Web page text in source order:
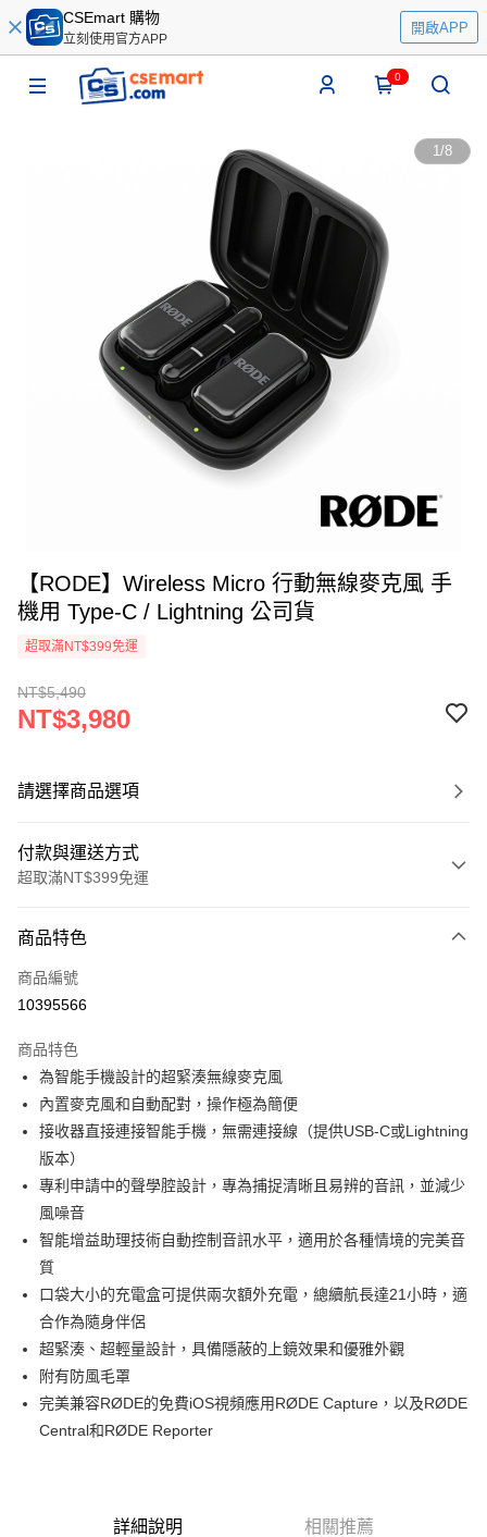
CSEmart 購物
立刻使用官方APP
開啟APP
0
1/8
【RODE】Wireless Micro 行動無線麥克風 手
機用 Type-C / Lightning 公司貨
超取滿NT$399免運
NT$5,490
NT$3,980
請選擇商品選項
付款與運送方式
超取滿NT$399免運
信用卡一次付款
信用卡分期付款
合作金庫商業銀行
華南商業銀行
彰化商業銀行
上海商業儲蓄銀行
台北富邦商業銀行
國泰世華商業銀行
兆豐國際商業銀行
臺灣中小企業銀行
匯豐（台灣）商業銀行
華泰商業銀行
聯邦商業銀行
遠東國際商業銀行
元大商業銀行
玉山商業銀行
星展（台灣）商業銀行
台新國際商業銀行
台灣樂天信用卡公司
6 期 0 利率 每期
華南商業銀行
彰化商業銀行
上海商業儲蓄銀行
台北富邦商業銀行
國泰世華商業銀行
臺灣中小企業銀行
台中商業銀行
匯豐（台灣）商業銀行
聯邦商業銀行
遠東國際商業銀行
元大商業銀行
永豐商業銀行
玉山商業銀行
台新國際商業銀行
中國信託商業銀行
台灣樂天信用卡公司
12 期 0 利率 每期 NT$331
合作金庫商業銀行
第一商業銀行
上海商業儲蓄銀行
國泰世華商業銀行
兆豐國際商業銀行
臺灣中小企業銀行
匯豐（台灣）商業銀行
華泰商業銀行
聯邦商業銀行
元大商業銀行
永豐商業銀行
玉山商業銀行
星展（台灣）商業銀行
台新國際商業銀行
台灣樂天信用卡公司
超商取貨付款
LINE Pay
Apple Pay
街口支付
悠遊付
Google Pay
全支付
全盈+PAY
AFTEE先享後付是「在收到商品之後才付款」的支付方式。 讓您購物簡單
商品特色
商品編號
10395566
商品特色
為智能手機設計的超緊湊無線麥克風
內置麥克風和自動配對，操作極為簡便
接收器直接連接智能手機，無需連接線（提供USB-C或Lightning
版本）
專利申請中的聲學腔設計，專為捕捉清晰且易辨的音訊，並減少
風噪音
智能增益助理技術自動控制音訊水平，適用於各種情境的完美音
質
口袋大小的充電盒可提供兩次額外充電，總續航長達21小時，適
合作為隨身伴侶
超緊湊、超輕量設計，具備隱蔽的上鏡效果和優雅外觀
附有防風毛罩
完美兼容RØDE的免費iOS視頻應用RØDE Capture，以及RØDE
Central和RØDE Reporter
詳細說明 相關推薦